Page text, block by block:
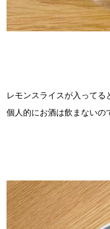
レモンスライスが入って
個人的にお酒は飲まないの